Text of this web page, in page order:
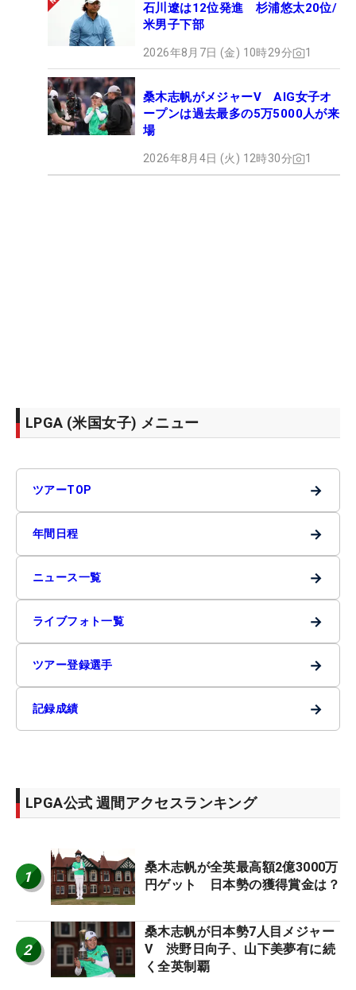
石川遼は12位発進 杉浦悠太20位/
米男子下部
2026年8月7日 (金) 10時29分 1
桑木志帆がメジャーV AIG女子オ
ープンは過去最多の5万5000人が来
場
2026年8月4日 (火) 12時30分 1
LPGA (米国女子) メニュー
ツアーTOP →
年間日程 →
ニュース一覧 →
ライブフォト一覧 →
ツアー登録選手 →
記録成績 →
LPGA公式 週間アクセスランキング
1
桑木志帆が全英最高額2億3000万
円ゲット 日本勢の獲得賞金は？
2
桑木志帆が日本勢7人目メジャー
V 渋野日向子、山下美夢有に続
く全英制覇